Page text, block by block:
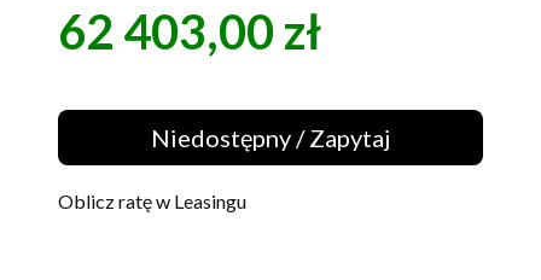
Cena
62 403,00 zł
Niedostępny / Zapytaj
Oblicz ratę w Leasingu